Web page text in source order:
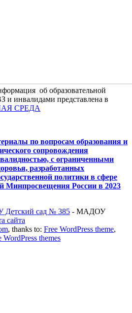
об образовательной
и инвалидами представлена в
СРЕДА
по вопросам образования и
сопровождения
с ограниченными
разработанных
политики в сфере
Минпросвещения России в 2023
сад № 385 - МАДОУ
сайта
, thanks to: Free WordPress theme,
WordPress themes